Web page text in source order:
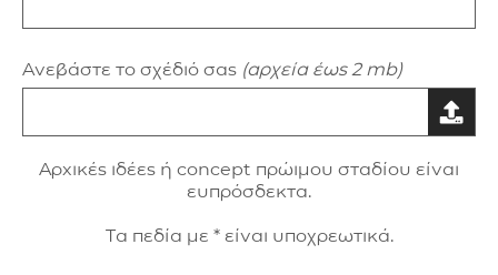
Ανεβάστε το σχέδιό σας (αρχεία έως 2 mb)
Aρxικές ιδέες ή concept πρώιμου σταδίου είναι
ευπρόσδεκτα.
Τα πεδία με * είναι υποχρεωτικά.